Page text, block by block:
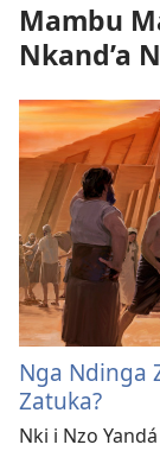
Mambu
Nkand’a
Nga Ndinga
Zatuka?
Nki i Nzo